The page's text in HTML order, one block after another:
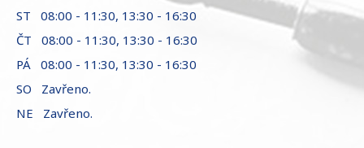
ST 08:00 - 11:30, 13:30 - 16:30
ČT 08:00 - 11:30, 13:30 - 16:30
PÁ 08:00 - 11:30, 13:30 - 16:30
SO Zavřeno.
NE Zavřeno.